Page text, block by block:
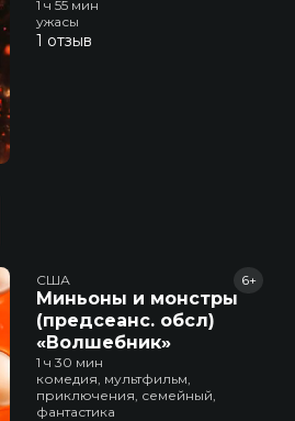
1 ч 55 мин
ужасы
1 отзыв
США
Миньоны и монстры
(предсеанс. обсл)
«Волшебник»
6+
1 ч 30 мин
комедия, мультфильм,
приключения, семейный,
фантастика